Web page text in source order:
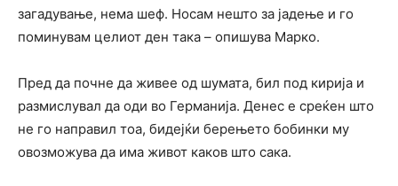
загадување, нема шеф. Носам нешто за јадење и го
поминувам целиот ден така – опишува Марко.
Пред да почне да живее од шумата, бил под кирија и
размислувал да оди во Германија. Денес е среќен што
не го направил тоа, бидејќи берењето бобинки му
овозможува да има живот каков што сака.